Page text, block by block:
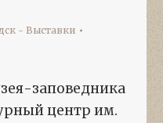
- Выставки
заповедника
центр им.